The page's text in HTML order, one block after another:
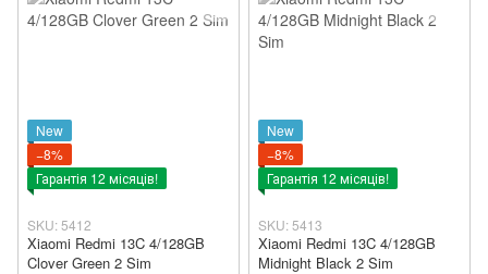
New
−8%
Гарантія 12 місяців!
SKU: 5412
Xiaomi Redmi 13C 4/128GB
Clover Green 2 Sim
New
−8%
Гарантія 12 місяців!
SKU: 5413
Xiaomi Redmi 13C 4/128GB
Midnight Black 2 Sim